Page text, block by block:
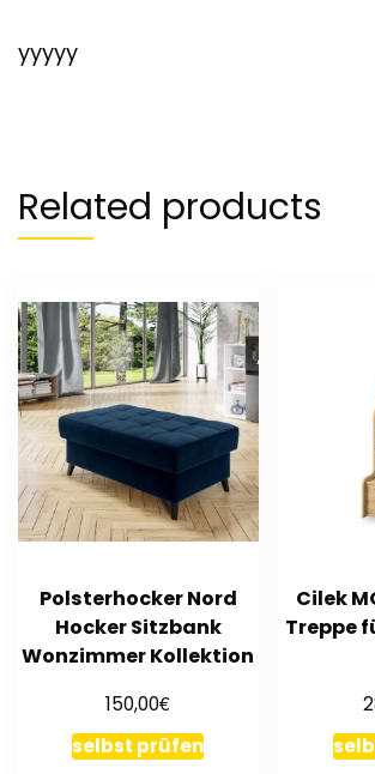
yyyyy
Related products
Polsterhocker Nord
Hocker Sitzbank
Wonzimmer Kollektion
150,00€
selbst prüfen
Cilek
Treppe